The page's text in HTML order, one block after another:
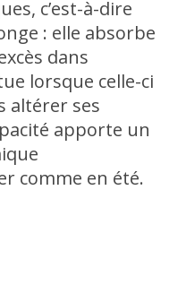
c’est-à-dire
: elle absorbe
dans
lorsque celle-ci
altérer ses
apporte un
comme en été.